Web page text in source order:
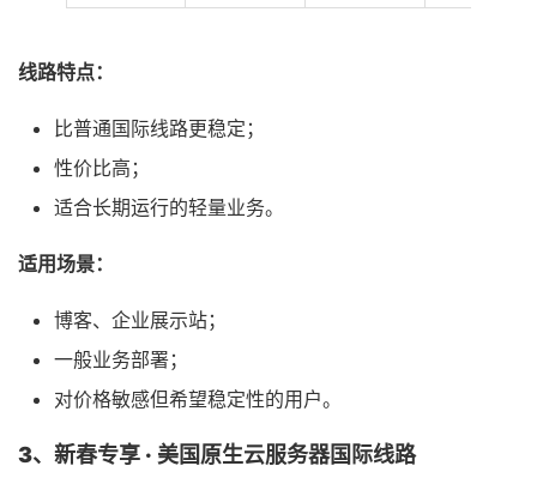
线路特点：
比普通国际线路更稳定；
性价比高；
适合长期运行的轻量业务。
适用场景：
博客、企业展示站；
一般业务部署；
对价格敏感但希望稳定性的用户。
3、新春专享 · 美国原生云服务器国际线路